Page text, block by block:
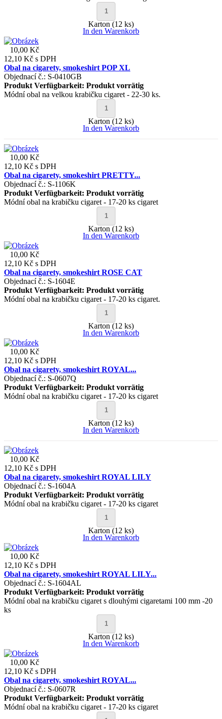
Karton (12 ks)
In den Warenkorb
10,00 Kč
12,10 Kč s DPH
Obal na cigarety, smokeshirt POP XL
Objednací č.: S-0410GB
Produkt Verfügbarkeit: Produkt vorrätig
Módní obal na velkou krabičku cigaret - 22-30 ks.
Karton (12 ks)
In den Warenkorb
10,00 Kč
12,10 Kč s DPH
Obal na cigarety, smokeshirt PRETTY...
Objednací č.: S-1106K
Produkt Verfügbarkeit: Produkt vorrätig
Módní obal na krabičku cigaret - 17-20 ks cigaret
Karton (12 ks)
In den Warenkorb
10,00 Kč
12,10 Kč s DPH
Obal na cigarety, smokeshirt ROSE CAT
Objednací č.: S-1604E
Produkt Verfügbarkeit: Produkt vorrätig
Módní obal na krabičku cigaret - 17-20 ks cigaret.
Karton (12 ks)
In den Warenkorb
10,00 Kč
12,10 Kč s DPH
Obal na cigarety, smokeshirt ROYAL...
Objednací č.: S-0607Q
Produkt Verfügbarkeit: Produkt vorrätig
Módní obal na krabičku cigaret - 17-20 ks cigaret
Karton (12 ks)
In den Warenkorb
10,00 Kč
12,10 Kč s DPH
Obal na cigarety, smokeshirt ROYAL LILY
Objednací č.: S-1604A
Produkt Verfügbarkeit: Produkt vorrätig
Módní obal na krabičku cigaret - 17-20 ks cigaret
Karton (12 ks)
In den Warenkorb
10,00 Kč
12,10 Kč s DPH
Obal na cigarety, smokeshirt ROYAL LILY...
Objednací č.: S-1604AL
Produkt Verfügbarkeit: Produkt vorrätig
Módní obal na krabičku cigaret s dlouhými cigaretami 100 mm -20
ks
Karton (12 ks)
In den Warenkorb
10,00 Kč
12,10 Kč s DPH
Obal na cigarety, smokeshirt ROYAL...
Objednací č.: S-0607R
Produkt Verfügbarkeit: Produkt vorrätig
Módní obal na krabičku cigaret - 17-20 ks cigaret